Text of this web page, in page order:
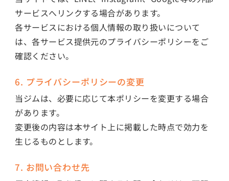
サービスへリンクする場合があります。
各サービスにおける個人情報の取り扱いについて
は、各サービス提供元のプライバシーポリシーをご
確認ください。
6. プライバシーポリシーの変更
当ジムは、必要に応じて本ポリシーを変更する場合
があります。
変更後の内容は本サイト上に掲載した時点で効力を
生じるものとします。
7. お問い合わせ先